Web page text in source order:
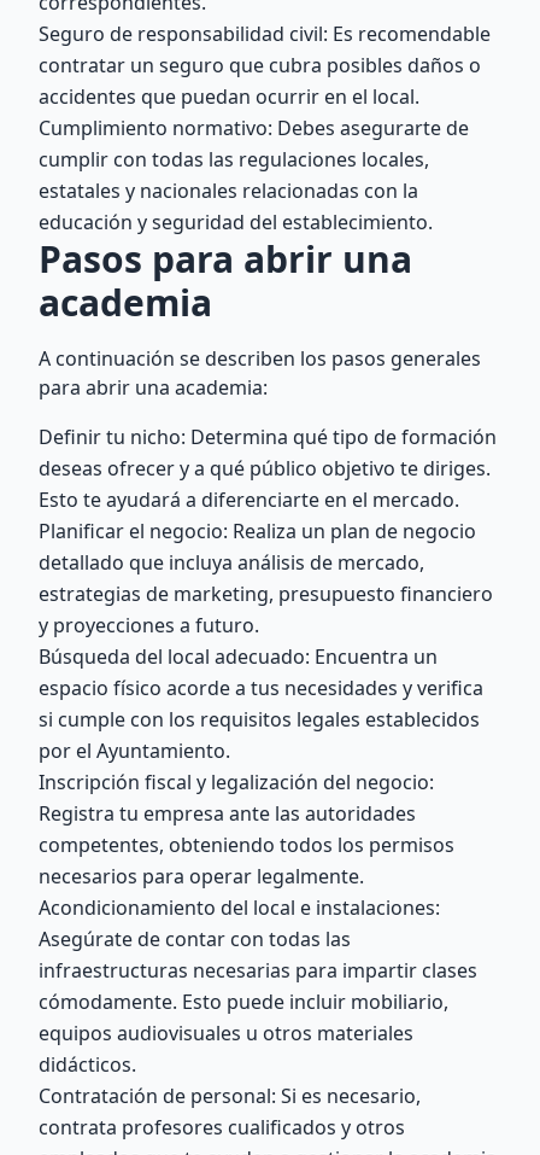
Seguro de responsabilidad civil: Es recomendable
contratar un seguro que cubra posibles daños o
accidentes que puedan ocurrir en el local.
Cumplimiento normativo: Debes asegurarte de
cumplir con todas las regulaciones locales,
estatales y nacionales relacionadas con la
educación y seguridad del establecimiento.
Pasos para abrir una
academia
A continuación se describen los pasos generales
para abrir una academia:
Definir tu nicho: Determina qué tipo de formación
deseas ofrecer y a qué público objetivo te diriges.
Esto te ayudará a diferenciarte en el mercado.
Planificar el negocio: Realiza un plan de negocio
detallado que incluya análisis de mercado,
estrategias de marketing, presupuesto financiero
y proyecciones a futuro.
Búsqueda del local adecuado: Encuentra un
espacio físico acorde a tus necesidades y verifica
si cumple con los requisitos legales establecidos
por el Ayuntamiento.
Inscripción fiscal y legalización del negocio:
Registra tu empresa ante las autoridades
competentes, obteniendo todos los permisos
necesarios para operar legalmente.
Acondicionamiento del local e instalaciones:
Asegúrate de contar con todas las
infraestructuras necesarias para impartir clases
cómodamente. Esto puede incluir mobiliario,
equipos audiovisuales u otros materiales
didácticos.
Contratación de personal: Si es necesario,
contrata profesores cualificados y otros